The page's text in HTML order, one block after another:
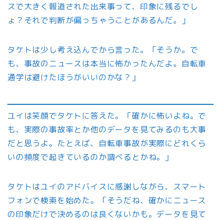
スで大きく報道された出来事って、印象に残るでし
ょ？それで判断が偏っちゃうことがあるんだ。」
タケトは少し考え込んでから言った。「そうか。で
も、事故のニュースは本当に怖かったんだよ。自転車
通学は避けたほうがいいのかな？」
ユイは笑顔でタケトに答えた。「確かに怖いよね。で
も、実際の事故率とか他のデータを見てみるのも大事
だと思うよ。たとえば、自転車事故が実際にどれくら
いの頻度で起きているのか調べるとかね。」
タケトはユイのアドバイスに感謝しながら、スマート
フォンで検索を始めた。「そうだね、確かにニュース
の印象だけで決めるのは良くないかも。データを見て